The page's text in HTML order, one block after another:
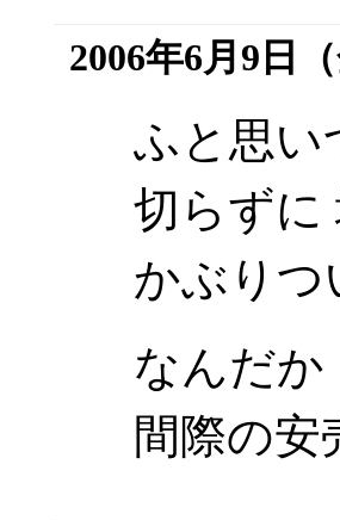
2006年6月9日（
ふと思い
切らずに
かぶりつ
なんだか
間際の安